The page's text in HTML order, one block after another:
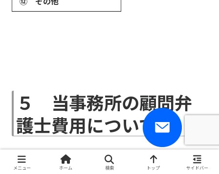
５ 当事務所の顧問弁
護士費用について
メニュー ホーム 検索 トップ サイドバー
お
問
い
わ